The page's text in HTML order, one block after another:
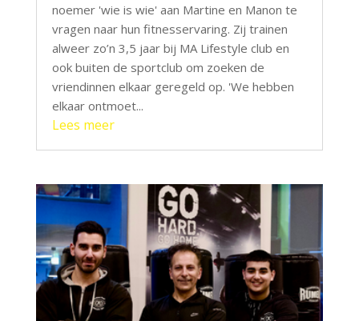
noemer 'wie is wie' aan Martine en Manon te
vragen naar hun fitnesservaring. Zij trainen
alweer zo’n 3,5 jaar bij MA Lifestyle club en
ook buiten de sportclub om zoeken de
vriendinnen elkaar geregeld op. 'We hebben
elkaar ontmoet...
Lees meer